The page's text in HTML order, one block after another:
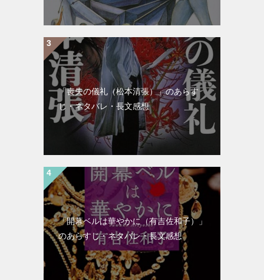
「喪失の儀礼（松本清張）」のあらす
じ・ネタバレ・長文感想
「開幕ベルは華やかに（有吉佐和子）」
のあらすじ・ネタバレ・長文感想